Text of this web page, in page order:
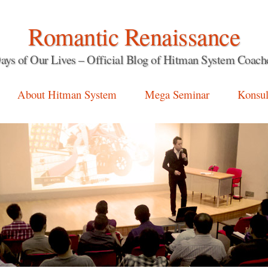
Romantic Renaissance
of Our Lives – Official Blog of Hitman System
About Hitman System Mega Seminar